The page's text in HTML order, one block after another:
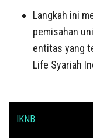
Langkah ini
pemisahan
entitas yang
Life Syariah
IKNB